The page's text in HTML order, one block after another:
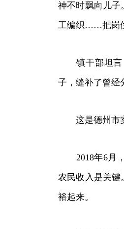
神不时飘向儿子
工编织……把岗
镇干部坦言：
子，缝补了曾经
这是德州市实
2018年6月，
农民收入是关键
裕起来。